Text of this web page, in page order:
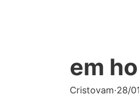
em
Cristovam·28/